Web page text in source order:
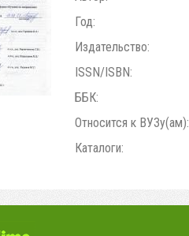
Год:
Издательство:
ISSN/ISBN:
ББК:
Относится к ВУЗу(ам):
Каталоги: